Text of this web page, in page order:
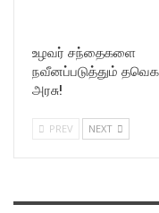
உழவர் சந்தைகளை
நவீனப்படுத்தும் தவெக
அரசு!
PREV NEXT